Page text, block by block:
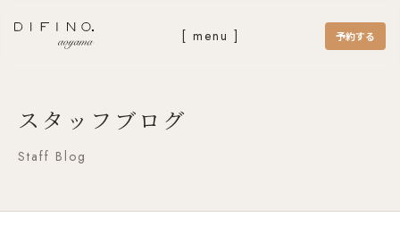
[ menu ] 予約する
スタッフブログ
Staff Blog